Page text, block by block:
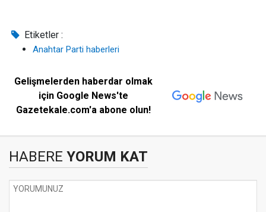
Etiketler :
Anahtar Parti haberleri
Gelişmelerden haberdar olmak
için Google News'te
Gazetekale.com'a abone olun!
HABERE YORUM KAT